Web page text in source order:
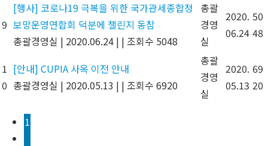
9
[행사] 코로나19 극복을 위한 국가관세종합정
보망운영연합회 덕분에 챌린지 동참
총괄경영실 | 2020.06.24 | | 조회수 5048
총괄
경영
실
2020.
06.24
50
48
1
0
[안내] CUPIA 사옥 이전 안내
총괄경영실 | 2020.05.13 | | 조회수 6920
총괄
경영
실
2020.
05.13
69
20
1